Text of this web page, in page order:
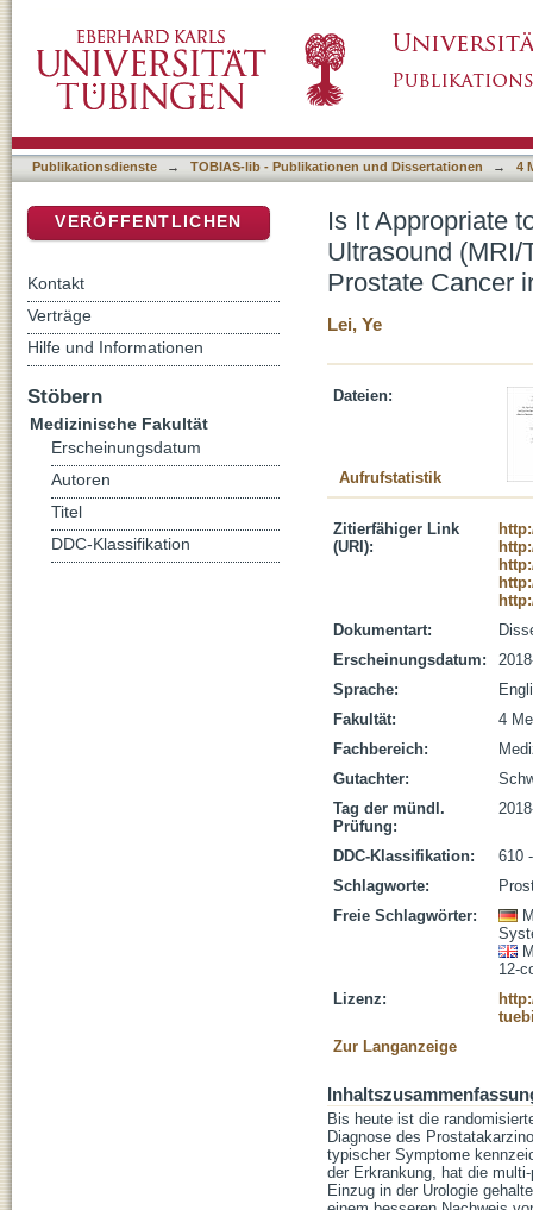
Fusion Targeted Biopsy for Diagnosis of
Publikationsdienste → TOBIAS-lib - Publikationen und Dissertationen → 4
Is It Appropriate
Ultrasound (MRI/
Prostate Cancer
Lei, Ye
Dateien:
Aufrufstatistik
Zitierfähiger Link
(URI):
Dokumentart:
Erscheinungsdatum:
Sprache:
Fakultät:
4
Fachbereich:
Gutachter:
Tag der mündl.
Prüfung:
DDC-Klassifikation:
610
Schlagworte:
Freie Schlagwörter:
12-
Lizenz:
Zur Langanzeige
Bis heute ist die
Diagnose des
typischer Symptome
der Erkrankung, hat die
Einzug in der Urologie
VERÖFFENTLICHEN
Kontakt
Verträge
Hilfe und Informationen
Stöbern
Medizinische Fakultät
Erscheinungsdatum
Autoren
Titel
DDC-Klassifikation